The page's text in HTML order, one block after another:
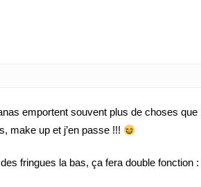
emportent souvent plus de choses
make up et j’en passe !!!
fringues la bas, ça fera double fonction